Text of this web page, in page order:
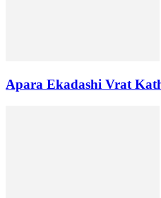
Apara Ekadashi Vrat